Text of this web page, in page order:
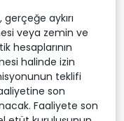
aykırı
veya zemin ve
hesaplarının
halinde izin
teklifi
son
Faaliyete son